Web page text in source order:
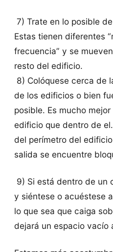
7) Trate en lo posible
Estas tienen diferentes
frecuencia” y se
resto del edificio.
8) Colóquese cerca de
de los edificios o bien
posible. Es mucho
edificio que dentro de
del perímetro del
salida se encuentre
9) Si está dentro de un
y siéntese o acuéstese
lo que sea que caiga
dejará un espacio vacío